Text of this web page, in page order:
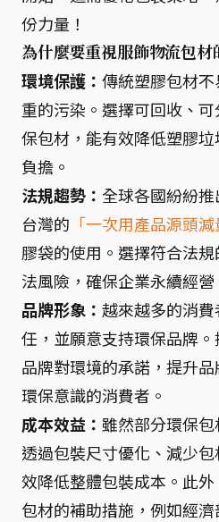
份力量！
為什麼要重視服飾物流包材
環境保護： 傳統塑膠包材
重的污染。選擇可回收、
保包材，能有效降低塑膠
負擔。
法規趨勢： 全球各國紛紛
台灣的 「一次用產品源頭減
膠袋的使用。選擇符合法
法風險，確保企業永續經營
品牌形象： 越來越多的消
任，並願意支持環保品牌
品牌對環境的承諾，提升
環保意識的消費者。
成本效益： 雖然部分環保
透過包裝尺寸優化、減少
效降低整體包裝成本。此
包材的補助措施，例如經濟